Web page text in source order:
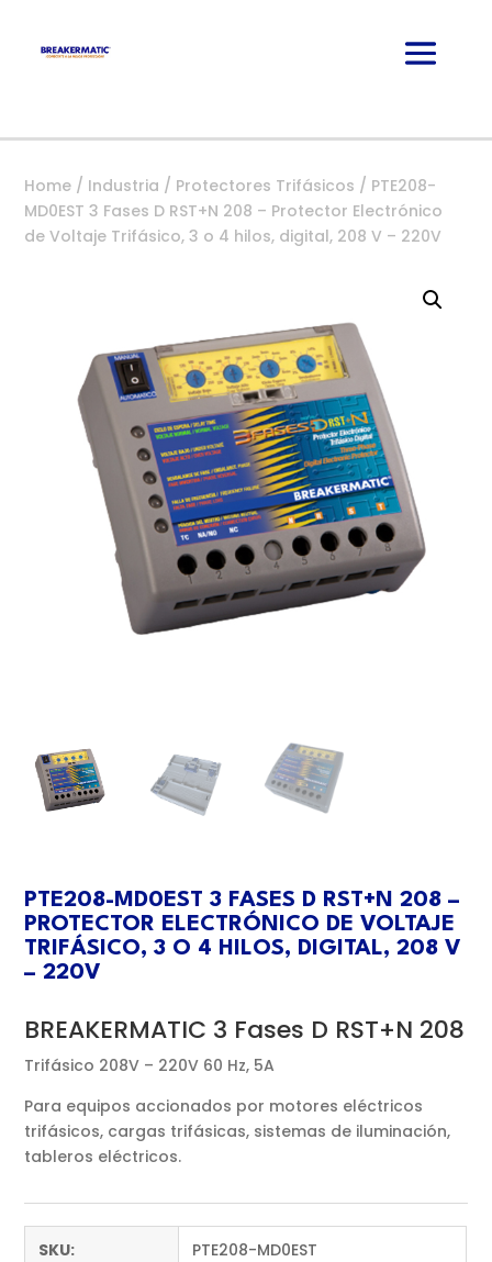
Home / Industria / Protectores Trifásicos / PTE208-
MD0EST 3 Fases D RST+N 208 – Protector Electrónico
de Voltaje Trifásico, 3 o 4 hilos, digital, 208 V – 220V
PTE208-MD0EST 3 FASES D RST+N 208 –
PROTECTOR ELECTRÓNICO DE VOLTAJE
TRIFÁSICO, 3 O 4 HILOS, DIGITAL, 208 V
– 220V
BREAKERMATIC 3 Fases D RST+N 208
Trifásico 208V – 220V 60 Hz, 5A
Para equipos accionados por motores eléctricos
trifásicos, cargas trifásicas, sistemas de iluminación,
tableros eléctricos.
SKU: PTE208-MD0EST